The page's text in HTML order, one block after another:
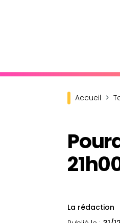
Accueil
La rédaction